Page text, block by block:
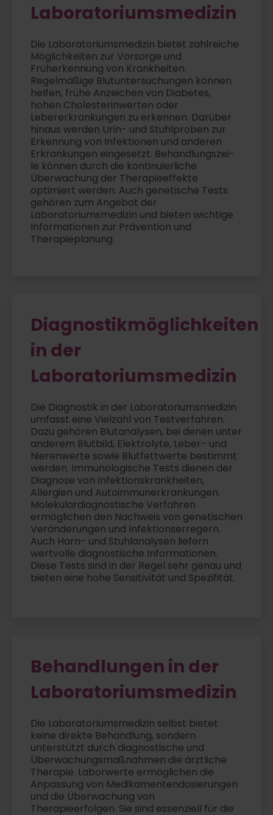
Laboratoriumsmedizin
Die Laboratoriumsmedizin bietet zahlreiche
Möglichkeiten zur Vorsorge und
Früherkennung von Krankheiten.
Regelmäßige Blutuntersuchungen können
helfen, frühe Anzeichen von Diabetes,
hohen Cholesterinwerten oder
Lebererkrankungen zu erkennen. Darüber
hinaus werden Urin- und Stuhlproben zur
Erkennung von Infektionen und anderen
Erkrankungen eingesetzt. Behandlungszei-
le können durch die kontinuierliche
Überwachung der Therapieeffekte
optimiert werden. Auch genetische Tests
gehören zum Angebot der
Laboratoriumsmedizin und bieten wichtige
Informationen zur Prävention und
Therapieplanung.
Diagnostikmöglichkeiten
in der
Laboratoriumsmedizin
Die Diagnostik in der Laboratoriumsmedizin
umfasst eine Vielzahl von Testverfahren.
Dazu gehören Blutanalysen, bei denen unter
anderem Blutbild, Elektrolyte, Leber- und
Nierenwerte sowie Blutfettwerte bestimmt
werden. Immunologische Tests dienen der
Diagnose von Infektionskrankheiten,
Allergien und Autoimmunerkrankungen.
Molekulardiagnostische Verfahren
ermöglichen den Nachweis von genetischen
Veränderungen und Infektionserregern.
Auch Harn- und Stuhlanalysen liefern
wertvolle diagnostische Informationen.
Diese Tests sind in der Regel sehr genau und
bieten eine hohe Sensitivität und Spezifität.
Behandlungen in der
Laboratoriumsmedizin
Die Laboratoriumsmedizin selbst bietet
keine direkte Behandlung, sondern
unterstützt durch diagnostische und
Überwachungsmaßnahmen die ärztliche
Therapie. Laborwerte ermöglichen die
Anpassung von Medikamentendosierungen
und die Überwachung von
Therapieerfolgen. Sie sind essenziell für die